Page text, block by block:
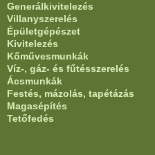
Generálkivitelezés
Villanyszerelés
Épületgépészet
Kivitelezés
Kőművesmunkák
Víz-, gáz- és fűtésszerelés
Ácsmunkák
Festés, mázolás, tapétázás
Magasépítés
Tetőfedés